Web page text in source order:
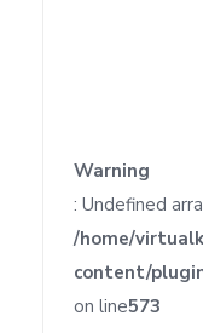
Bolechowicach
Warning
: Undefined
/home/
content/
on line573